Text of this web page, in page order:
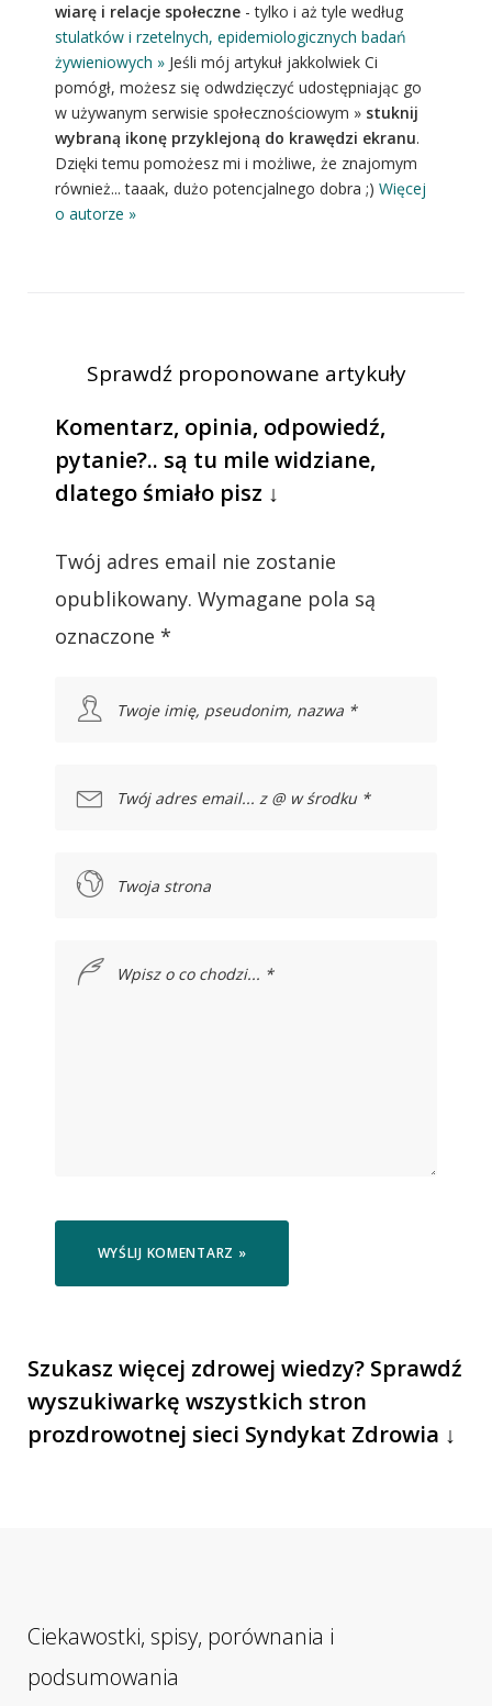
wiarę i relacje społeczne - tylko i aż tyle według
stulatków i rzetelnych, epidemiologicznych badań
żywieniowych » Jeśli mój artykuł jakkolwiek Ci
pomógł, możesz się odwdzięczyć udostępniając go
w używanym serwisie społecznościowym » stuknij
wybraną ikonę przyklejoną do krawędzi ekranu.
Dzięki temu pomożesz mi i możliwe, że znajomym
również... taaak, dużo potencjalnego dobra ;) Więcej
o autorze »
Sprawdź proponowane artykuły
Komentarz, opinia, odpowiedź,
pytanie?.. są tu mile widziane,
dlatego śmiało pisz ↓
Twój adres email nie zostanie
opublikowany. Wymagane pola są
oznaczone *
Szukasz więcej zdrowej wiedzy? Sprawdź
wyszukiwarkę wszystkich stron
prozdrowotnej sieci Syndykat Zdrowia ↓
Ciekawostki, spisy, porównania i
podsumowania